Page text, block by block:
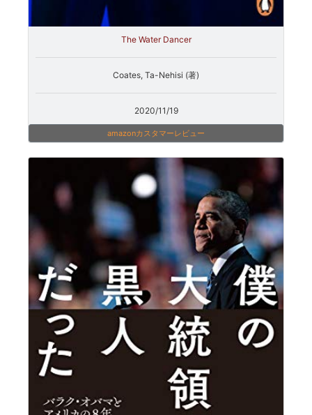
The Water Dancer
Coates, Ta-Nehisi (著)
2020/11/19
amazonカスタマーレビュー